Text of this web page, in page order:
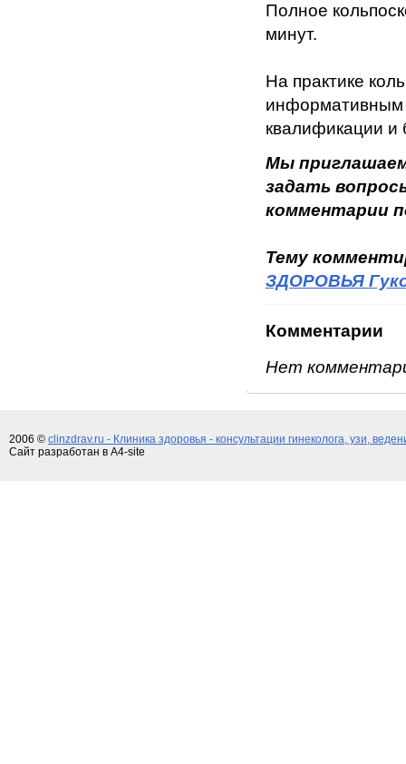
Полное
минут.
На практике
информативным
квалификации и
Мы
задать
комментарии
Тему
ЗДОРОВЬЯ
Комментарии
Нет
2006 © clinzdrav.ru - Клиника здоровья - консультации гинеколога, узи,
Сайт разработан в A4-site